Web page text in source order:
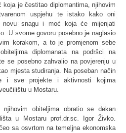
koja je čestitao diplomantima, njihovim
uspjehu te istako kako oni
novu snagu i moć koja će mijenjati
U svome govoru posebno je naglasio
korakom, a to je promjenom sebe
diplomanata na podršci na
se posebno zahvalio na povjerenju u
mjesta studiranja. Na poseban način
i sve projekte i aktivnosti kojima
u Mostaru.
njihovim obiteljima obratio se dekan
u Mostaru prof.dr.sc. Igor Živko.
sa osvrtom na temeljna ekonomska